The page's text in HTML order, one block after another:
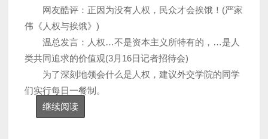
网友酷评：正因为没有人权，民众才会挨饿！(严家
伟《人权与挨饿》)
温总发言：人权…不是资本主义所特有的，…是人
类共同追求的价值观(3月16日记者招待会)
为了深刻地领会什么是人权，建议外交学院的同学
们实行每日一餐制。
继续阅读